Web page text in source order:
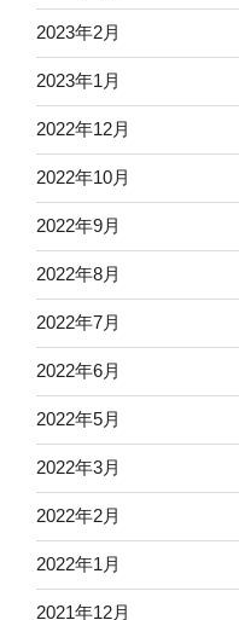
2023年2月
2023年1月
2022年12月
2022年10月
2022年9月
2022年8月
2022年7月
2022年6月
2022年5月
2022年3月
2022年2月
2022年1月
2021年12月